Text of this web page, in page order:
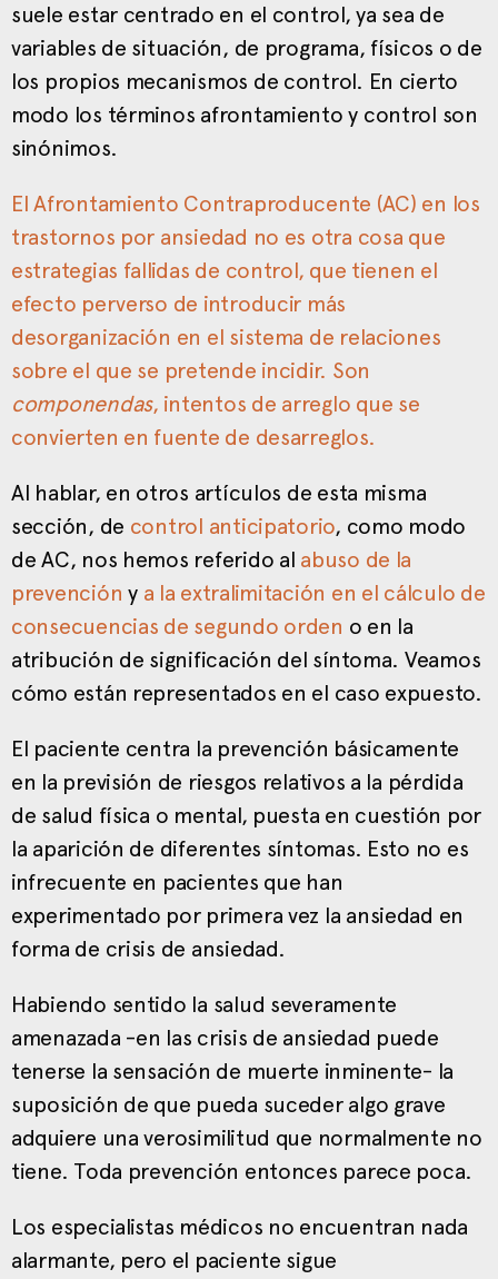
suele estar centrado en el control, ya sea de
variables de situación, de programa, físicos o de
los propios mecanismos de control. En cierto
modo los términos afrontamiento y control son
sinónimos.
El Afrontamiento Contraproducente (AC) en los
trastornos por ansiedad no es otra cosa que
estrategias fallidas de control, que tienen el
efecto perverso de introducir más
desorganización en el sistema de relaciones
sobre el que se pretende incidir. Son
componendas, intentos de arreglo que se
convierten en fuente de desarreglos.
Al hablar, en otros artículos de esta misma
sección, de control anticipatorio, como modo
de AC, nos hemos referido al abuso de la
prevencióny a la extralimitación en el cálculo de
consecuencias de segundo orden o en la
atribución de significación del síntoma. Veamos
cómo están representados en el caso expuesto.
El paciente centra la prevención básicamente
en la previsión de riesgos relativos a la pérdida
de salud física o mental, puesta en cuestión por
la aparición de diferentes síntomas. Esto no es
infrecuente en pacientes que han
experimentado por primera vez la ansiedad en
forma de crisis de ansiedad.
Habiendo sentido la salud severamente
amenazada -en las crisis de ansiedad puede
tenerse la sensación de muerte inminente- la
suposición de que pueda suceder algo grave
adquiere una verosimilitud que normalmente no
tiene. Toda prevención entonces parece poca.
Los especialistas médicos no encuentran nada
alarmante, pero el paciente sigue